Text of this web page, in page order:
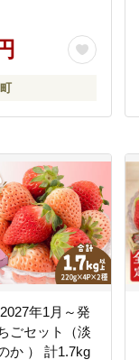
年1月～発
ごセット（淡
か ） 計1.7kg